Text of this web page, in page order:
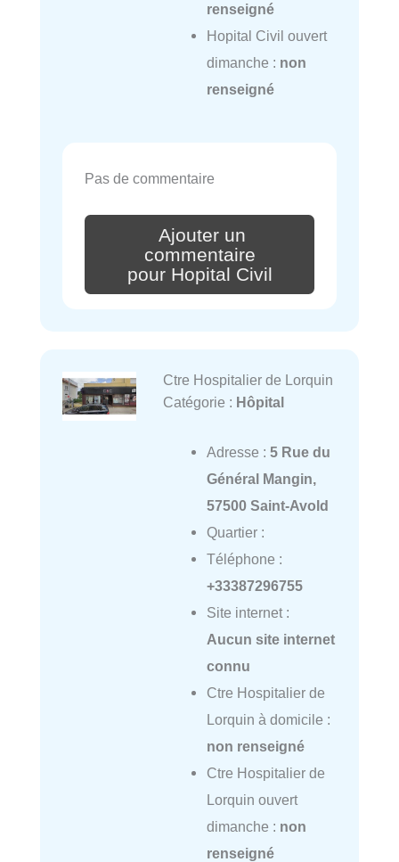
renseigné
Hopital Civil ouvert
dimanche : non
renseigné
Pas de commentaire
Ajouter un
commentaire
pour Hopital Civil
Ctre Hospitalier de Lorquin
Catégorie : Hôpital
Adresse : 5 Rue du
Général Mangin,
57500 Saint-Avold
Quartier :
Téléphone :
+33387296755
Site internet :
Aucun site internet
connu
Ctre Hospitalier de
Lorquin à domicile :
non renseigné
Ctre Hospitalier de
Lorquin ouvert
dimanche : non
renseigné